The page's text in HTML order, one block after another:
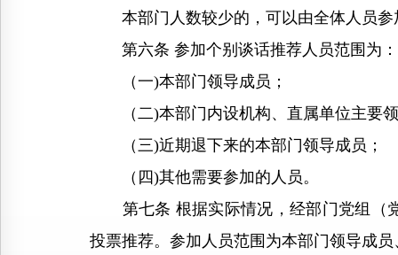
本部门人数较少的，可以由全体人员参
第六条 参加个别谈话推荐人员范围为：
（一)本部门领导成员；
（二)本部门内设机构、直属单位主要
（三)近期退下来的本部门领导成员；
（四)其他需要参加的人员。
第七条 根据实际情况，经部门党组（党
投票推荐。参加人员范围为本部门领导成